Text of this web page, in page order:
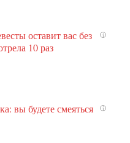
i
оставит вас без
10 раз
i
вы будете смеяться